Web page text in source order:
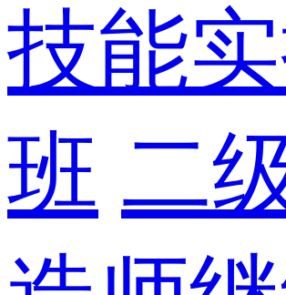
技能
班 二